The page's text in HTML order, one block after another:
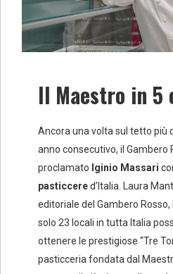
Il Maestro in 5
Ancora una volta sul tetto più
anno consecutivo, il Gambero
proclamato Iginio Massari
pasticcered’Italia. Laura
editoriale del Gambero
solo 23 locali in tutta Italia
ottenere le prestigiose “Tre
pasticceria fondata dal